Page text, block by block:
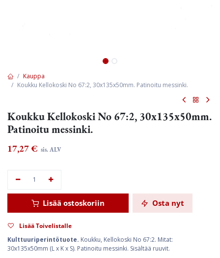
Kauppa
Koukku Kellokoski No 67:2, 30x135x50mm. Patinoitu messinki.
Koukku Kellokoski No 67:2, 30x135x50mm.
Patinoitu messinki.
17,27€ sis. ALV
Lisää ostoskoriin Osta nyt
Lisää Toivelistalle
Kulttuuriperintötuote. Koukku, Kellokoski No 67:2. Mitat:
30x135x50mm (L x K x S). Patinoitu messinki. Sisältää ruuvit.